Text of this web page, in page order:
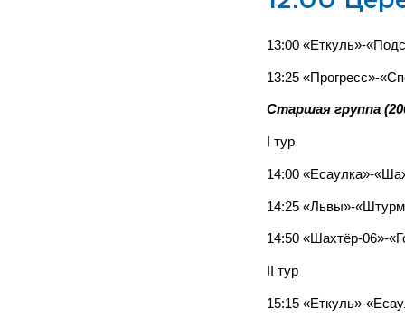
13:00 «Еткуль»-
13:25 «Прогресс»-
Старшая группа
I тур
14:00 «Есаулка»-
14:25 «Львы»-
14:50 «Шахтёр-06»-
II тур
15:15 «Еткуль»-